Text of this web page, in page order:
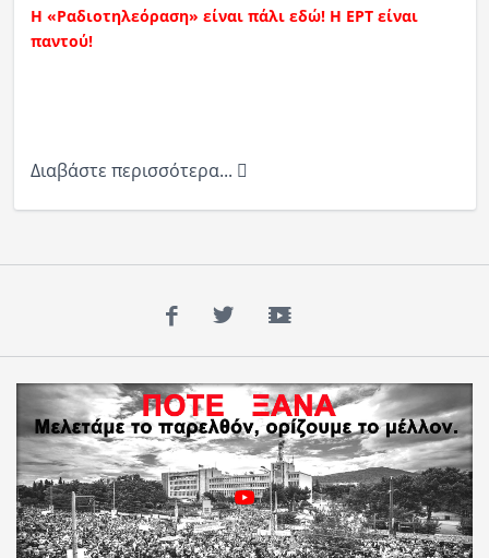
Η «Ραδιοτηλεόραση» είναι πάλι εδώ! Η ΕΡΤ είναι
παντού!
Διαβάστε περισσότερα...
Facebook
TwitterYouTube